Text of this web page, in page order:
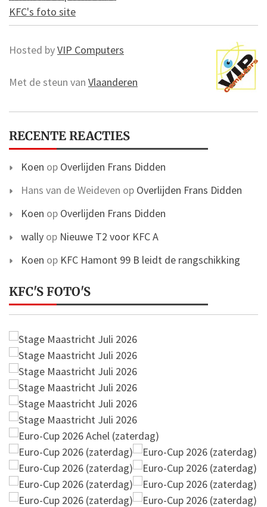
KFC's foto site
Hosted byVIP Computers
Met de steun van Vlaanderen
RECENTE REACTIES
Koen op Overlijden Frans Didden
Hans van de Weideven op Overlijden Frans Didden
Koen op Overlijden Frans Didden
wally op Nieuwe T2 voor KFC A
Koen op KFC Hamont 99 B leidt de rangschikking
KFC'S FOTO'S